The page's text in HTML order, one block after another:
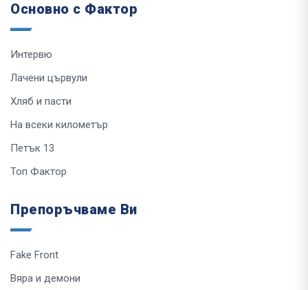
Основно с Фактор
Интервю
Лачени цървули
Хляб и пасти
На всеки километър
Петък 13
Топ Фактор
Препоръчваме Ви
Fake Front
Вяра и демони